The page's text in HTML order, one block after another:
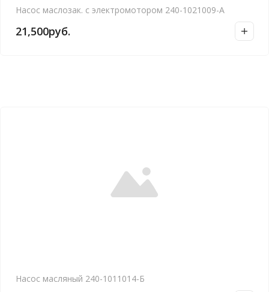
Насос маслозак. с электромотором 240-1021009-А
21,500руб.
Насос масляный 240-1011014-Б